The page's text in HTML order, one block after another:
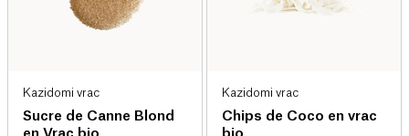
Kazidomi vrac
Sucre de Canne Blond
en Vrac bio
Kazidomi vrac
Chips de Coco en vrac
bio